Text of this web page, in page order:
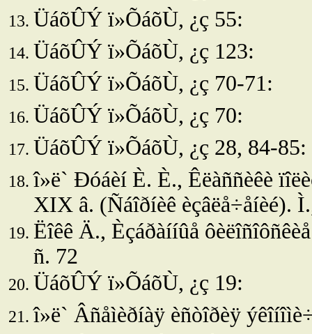
ÜáõÛÝ ï»ÕáõÙ, ¿ç 55:
ÜáõÛÝ ï»ÕáõÙ, ¿ç 123:
ÜáõÛÝ ï»ÕáõÙ, ¿ç 70-71:
ÜáõÛÝ ï»ÕáõÙ, ¿ç 70:
ÜáõÛÝ ï»ÕáõÙ, ¿ç 28, 84-85:
î»ë` Ðóáèí È. È., Êëàññèêè
XIX â. (Ñáîðíèê èçâëå÷åíèé).
Ëîêê Ä., Èçáðàííûå
ñ. 72
ÜáõÛÝ ï»ÕáõÙ, ¿ç 19:
î»ë` Âñåìèðíàÿ èñòîðèÿ